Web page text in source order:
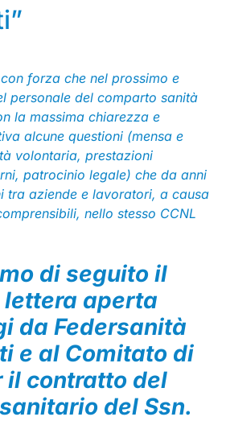
forza che nel prossimo e
personale del comparto sanità
la massima chiarezza e
alcune questioni (mensa e
volontaria, prestazioni
patrocinio legale) che da anni
tra aziende e lavoratori, a causa
nello stesso CCNL
di seguito il
aperta
da Federsanità
e al Comitato di
il contratto del
del Ssn.